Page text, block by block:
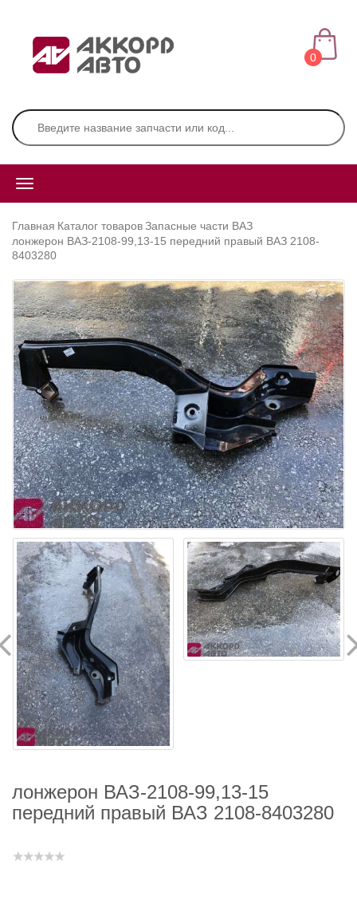
0
Главная Каталог товаровЗапасные части ВАЗ
лонжерон ВАЗ-2108-99,13-15 передний правый ВАЗ 2108-
8403280
лонжерон ВАЗ-2108-99,13-15
передний правый ВАЗ 2108-8403280